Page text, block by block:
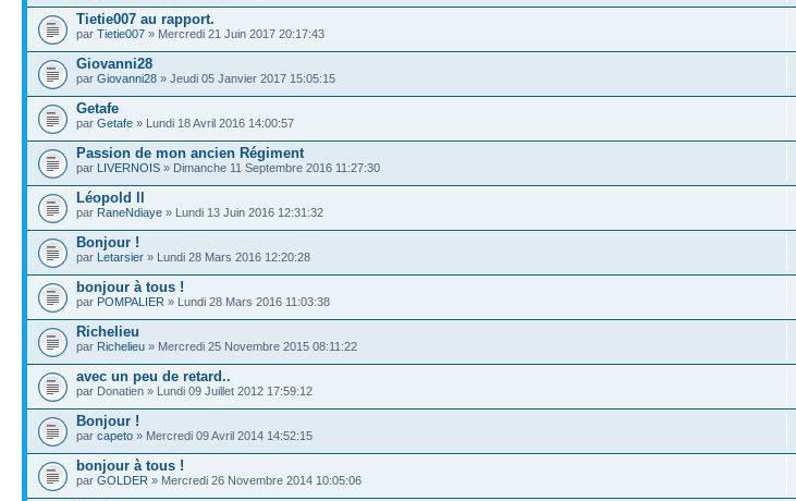
Tietie007 au rapport.
par Tietie007 » Mercredi 21 Juin 2017 20:17:43
Giovanni28
par Giovanni28 » Jeudi 05 Janvier 2017 15:05:15
Getafe
par Getafe » Lundi 18 Avril 2016 14:00:57
Passion de mon ancien Régiment
par LIVERNOIS » Dimanche 11 Septembre 2016 11:27:30
Léopold ll
par RaneNdiaye » Lundi 13 Juin 2016 12:31:32
Bonjour !
par Letarsier » Lundi 28 Mars 2016 12:20:28
bonjour à tous !
par POMPALIER » Lundi 28 Mars 2016 11:03:38
Richelieu
par Richelieu » Mercredi 25 Novembre 2015 08:11:22
avec un peu de retard..
par Donatien » Lundi 09 Juillet 2012 17:59:12
Bonjour !
par capeto » Mercredi 09 Avril 2014 14:52:15
bonjour à tous !
par GOLDER » Mercredi 26 Novembre 2014 10:05:06